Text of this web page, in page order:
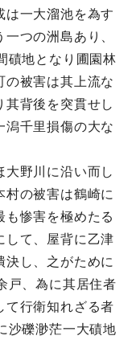
は一大溜池を為す
つの洲島あり、
磧地となり圃園林
の被害は其上流な
其背後を突貫せし
潟千里損傷の大な
野川に沿い而し
村の被害は鶴崎に
も惨害を極めたる
して、屋背に乙津
決し、之がために
戸、為に其居住者
て行衛知れざる者
沙礫渺茫一大磧地